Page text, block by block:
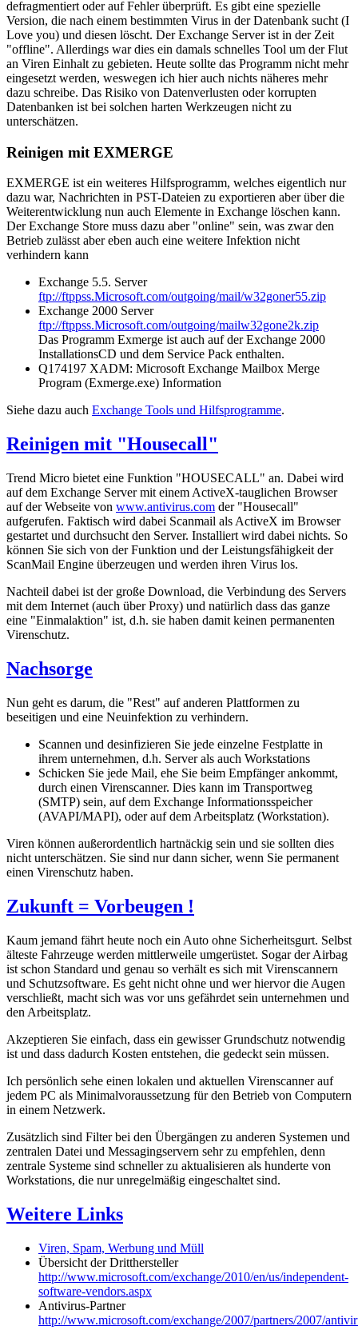
defragmentiert oder auf Fehler überprüft. Es gibt eine spezielle
Version, die nach einem bestimmten Virus in der Datenbank sucht (I
Love you) und diesen löscht. Der Exchange Server ist in der Zeit
"offline". Allerdings war dies ein damals schnelles Tool um der Flut
an Viren Einhalt zu gebieten. Heute sollte das Programm nicht mehr
eingesetzt werden, weswegen ich hier auch nichts näheres mehr
dazu schreibe. Das Risiko von Datenverlusten oder korrupten
Datenbanken ist bei solchen harten Werkzeugen nicht zu
unterschätzen.
Reinigen mit EXMERGE
EXMERGE ist ein weiteres Hilfsprogramm, welches eigentlich nur
dazu war, Nachrichten in PST-Dateien zu exportieren aber über die
Weiterentwicklung nun auch Elemente in Exchange löschen kann.
Der Exchange Store muss dazu aber "online" sein, was zwar den
Betrieb zulässt aber eben auch eine weitere Infektion nicht
verhindern kann
Exchange 5.5. Server
ftp://ftppss.Microsoft.com/outgoing/mail/w32goner55.zip
Exchange 2000 Server
ftp://ftppss.Microsoft.com/outgoing/mailw32gone2k.zip
Das Programm Exmerge ist auch auf der Exchange 2000
InstallationsCD und dem Service Pack enthalten.
Q174197 XADM: Microsoft Exchange Mailbox Merge
Program (Exmerge.exe) Information
Siehe dazu auch Exchange Tools und Hilfsprogramme.
Reinigen mit "Housecall"
Trend Micro bietet eine Funktion "HOUSECALL" an. Dabei wird
auf dem Exchange Server mit einem ActiveX-tauglichen Browser
auf der Webseite von www.antivirus.com der "Housecall"
aufgerufen. Faktisch wird dabei Scanmail als ActiveX im Browser
gestartet und durchsucht den Server. Installiert wird dabei nichts. So
können Sie sich von der Funktion und der Leistungsfähigkeit der
ScanMail Engine überzeugen und werden ihren Virus los.
Nachteil dabei ist der große Download, die Verbindung des Servers
mit dem Internet (auch über Proxy) und natürlich dass das ganze
eine "Einmalaktion" ist, d.h. sie haben damit keinen permanenten
Virenschutz.
Nachsorge
Nun geht es darum, die "Rest" auf anderen Plattformen zu
beseitigen und eine Neuinfektion zu verhindern.
Scannen und desinfizieren Sie jede einzelne Festplatte in
ihrem unternehmen, d.h. Server als auch Workstations
Schicken Sie jede Mail, ehe Sie beim Empfänger ankommt,
durch einen Virenscanner. Dies kann im Transportweg
(SMTP) sein, auf dem Exchange Informationsspeicher
(AVAPI/MAPI), oder auf dem Arbeitsplatz (Workstation).
Viren können außerordentlich hartnäckig sein und sie sollten dies
nicht unterschätzen. Sie sind nur dann sicher, wenn Sie permanent
einen Virenschutz haben.
Zukunft = Vorbeugen !
Kaum jemand fährt heute noch ein Auto ohne Sicherheitsgurt. Selbst
älteste Fahrzeuge werden mittlerweile umgerüstet. Sogar der Airbag
ist schon Standard und genau so verhält es sich mit Virenscannern
und Schutzsoftware. Es geht nicht ohne und wer hiervor die Augen
verschließt, macht sich was vor uns gefährdet sein unternehmen und
den Arbeitsplatz.
Akzeptieren Sie einfach, dass ein gewisser Grundschutz notwendig
ist und dass dadurch Kosten entstehen, die gedeckt sein müssen.
Ich persönlich sehe einen lokalen und aktuellen Virenscanner auf
jedem PC als Minimalvoraussetzung für den Betrieb von Computern
in einem Netzwerk.
Zusätzlich sind Filter bei den Übergängen zu anderen Systemen und
zentralen Datei und Messagingservern sehr zu empfehlen, denn
zentrale Systeme sind schneller zu aktualisieren als hunderte von
Workstations, die nur unregelmäßig eingeschaltet sind.
Weitere Links
Viren, Spam, Werbung und Müll
Übersicht der Dritthersteller
http://www.microsoft.com/exchange/2010/en/us/independent-
software-vendors.aspx
Antivirus-Partner
http://www.microsoft.com/exchange/2007/partners/2007/